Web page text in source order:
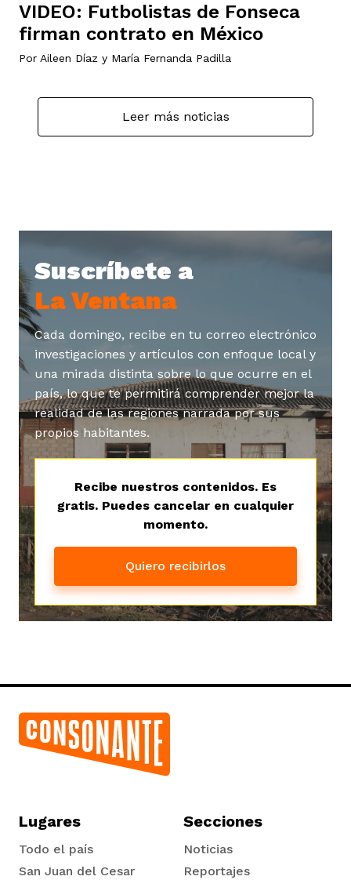
VIDEO: Futbolistas de Fonseca
firman contrato en México
Por Aileen Díaz y María Fernanda Padilla
Leer más noticias
Suscríbete a
La Ventana
Cada domingo, recibe en tu correo electrónico
investigaciones y artículos con enfoque local y
una mirada distinta sobre lo que ocurre en el
país, lo que te permitirá comprender mejor la
realidad de las regiones narrada por sus
propios habitantes.
Recibe nuestros contenidos. Es
gratis. Puedes cancelar en cualquier
momento.
Quiero recibirlos
Lugares
Todo el país
San Juan del Cesar
Secciones
Noticias
Reportajes